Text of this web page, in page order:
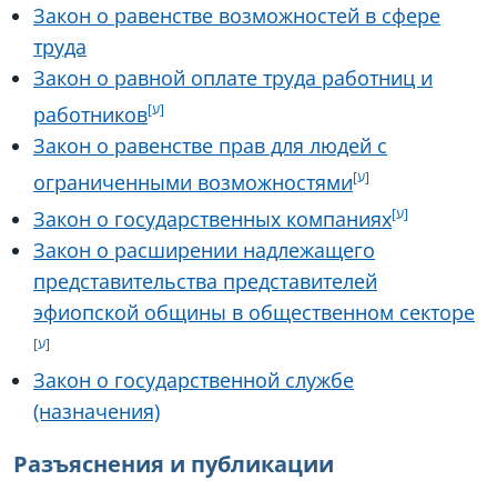
Закон о равенстве возможностей в сфере
труда
Закон о равной оплате труда работниц и
работников
Закон о равенстве прав для людей с
ограниченными возможностями
Закон о государственных компаниях
Закон о расширении надлежащего
представительства представителей
эфиопской общины в общественном секторе
Закон о государственной службе
(назначения)
Разъяснения и публикации